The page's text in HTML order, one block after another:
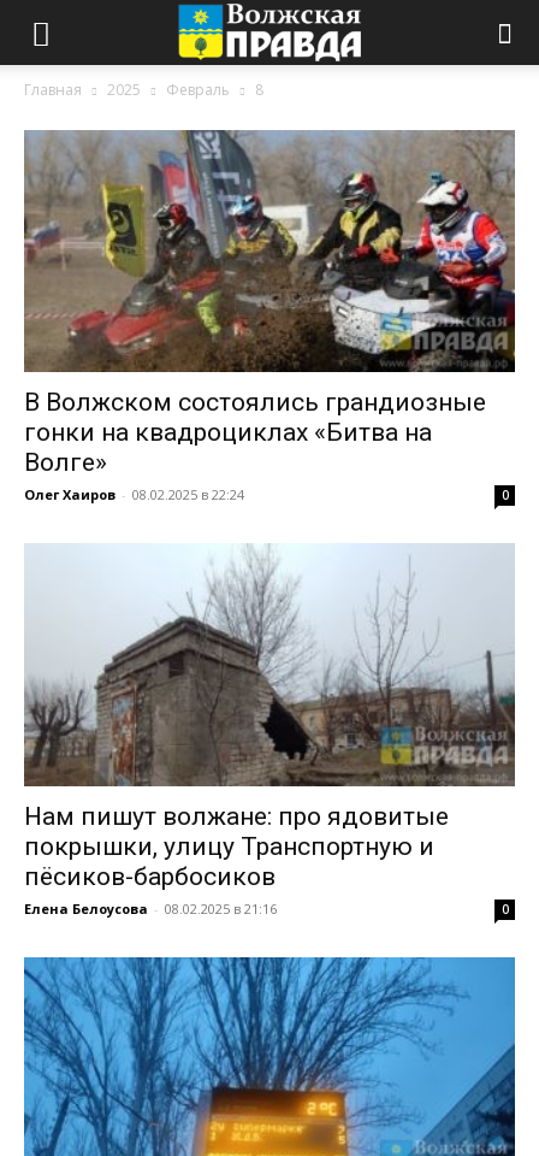
Главная 2025 Февраль 8
В Волжском состоялись грандиозные
гонки на квадроциклах «Битва на
Волге»
Олег Хаиров - 08.02.2025 в 22:24 0
Нам пишут волжане: про ядовитые
покрышки, улицу Транспортную и
пёсиков-барбосиков
Елена Белоусова - 08.02.2025 в 21:16 0